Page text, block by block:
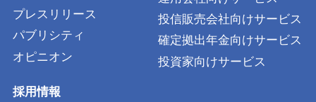
プレスリリース
パブリシティ
オピニオン
投信販売会社向けサービス
確定拠出年金向けサービス
投資家向けサービス
採用情報